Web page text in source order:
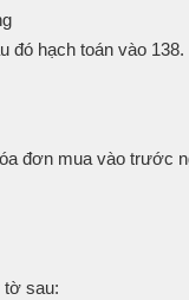
đó hạch toán vào 138.
đơn mua vào trước
tờ sau: